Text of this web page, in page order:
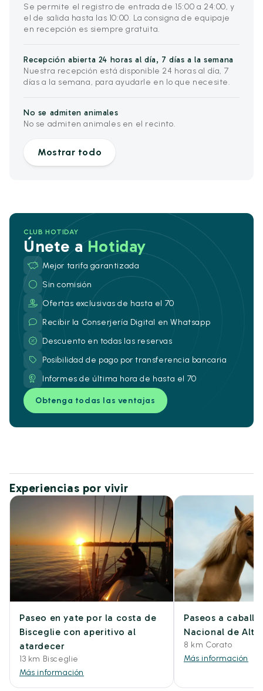
Se permite el registro de entrada de 15:00 a 24:00, y
el de salida hasta las 10:00. La consigna de equipaje
en recepción es siempre gratuita.
Recepción abierta 24 horas al día, 7 días a la semana
Nuestra recepción está disponible 24 horas al día, 7
días a la semana, para ayudarle en lo que necesite.
No se admiten animales
No se admiten animales en el recinto.
Mostrar todo
CLUB HOTIDAY
Únete aHotiday
Mejor tarifa garantizada
Sin comisión
Ofertas exclusivas de hasta el 70
Recibir la Conserjería Digital en Whatsapp
Descuento en todas las reservas
Posibilidad de pago por transferencia bancaria
Informes de última hora de hasta el 70
Obtenga todas las ventajas
Experiencias por vivir
Paseo en yate por la costa de
Bisceglie con aperitivo al
atardecer
13 km Bisceglie
Más información
Paseos a
Nacional de
8 km Corato
Más información